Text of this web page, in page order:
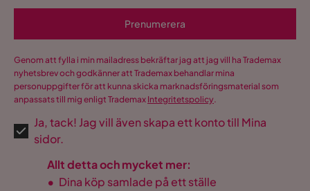
Prenumerera
Genom att fylla i min mailadress bekräftar jag att jag vill ha Trademax
nyhetsbrev och godkänner att Trademax behandlar mina
personuppgifter för att kunna skicka marknadsföringsmaterial som
anpassats till mig enligt Trademax Integritetspolicy.
Ja, tack! Jag vill även skapa ett konto till Mina
sidor.
Allt detta och mycket mer:
• Dina köp samlade på ett ställe